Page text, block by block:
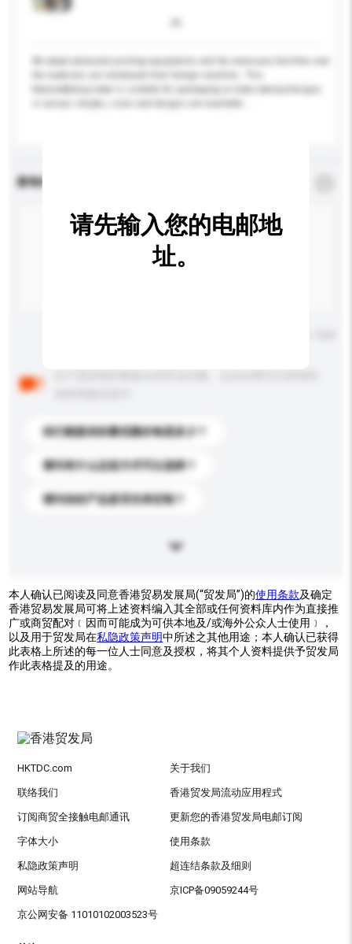
查询内容
你们能提供的最优惠价格是多少？
请问有什么运送方式可以选择？
请问你的产品是否支持定制？
请先输入您的电邮地
址。
本人确认已阅读及同意香港贸易发展局(“贸发局”)的使用条款及确定
香港贸易发展局可将上述资料编入其全部或任何资料库内作为直接推
广或商贸配对﹝因而可能成为可供本地及/或海外公众人士使用﹞，
以及用于贸发局在私隐政策声明中所述之其他用途；本人确认已获得
此表格上所述的每一位人士同意及授权，将其个人资料提供予贸发局
作此表格提及的用途。
HKTDC.com 关于我们
联络我们 香港贸发局流动应用程式
订阅商贸全接触电邮通讯 更新您的香港贸发局电邮订阅
字体大小 使用条款
私隐政策声明 超连结条款及细则
网站导航 京ICP备09059244号
京公网安备 11010102003523号